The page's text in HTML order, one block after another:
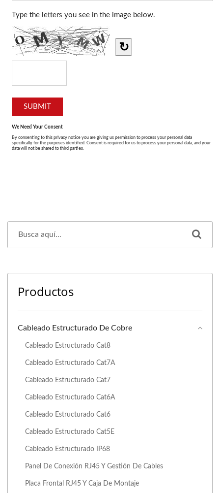
Productos
Cableado Estructurado De Cobre
Cableado Estructurado Cat8
Cableado Estructurado Cat7A
Cableado Estructurado Cat7
Cableado Estructurado Cat6A
Cableado Estructurado Cat6
Cableado Estructurado Cat5E
Cableado Estructurado IP68
Panel De Conexión RJ45 Y Gestión De Cables
Placa Frontal RJ45 Y Caja De Montaje